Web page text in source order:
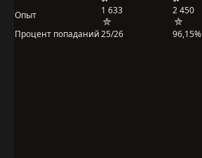
Опыт 1 633
2 450
Процент попаданий25/26 96,15%